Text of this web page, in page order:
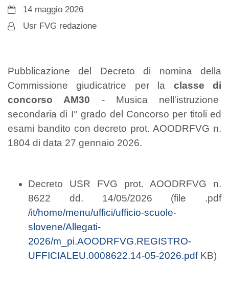
14 maggio 2026
Usr FVG redazione
Pubblicazione del Decreto di nomina della
Commissione giudicatrice per la classe di
concorso AM30 - Musica nell'istruzione
secondaria di I° grado del Concorso per titoli ed
esami bandito con decreto prot. AOODRFVG n.
1804 di data 27 gennaio 2026.
Decreto USR FVG prot. AOODRFVG n.
8622 dd. 14/05/2026 (file .pdf
/it/home/menu/uffici/ufficio-scuole-
slovene/Allegati-
2026/m_pi.AOODRFVG.REGISTRO-
UFFICIALEU.0008622.14-05-2026.pdfKB)